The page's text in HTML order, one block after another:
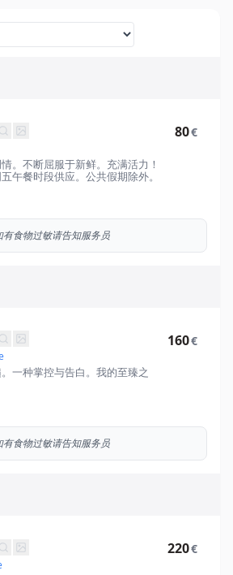
。不断屈服于新鲜。充满活力！
午餐时段供应。公共假期除外。
80€
有食物过敏请告知服务员
一种掌控与告白。我的至臻之
160€
有食物过敏请告知服务员
220€